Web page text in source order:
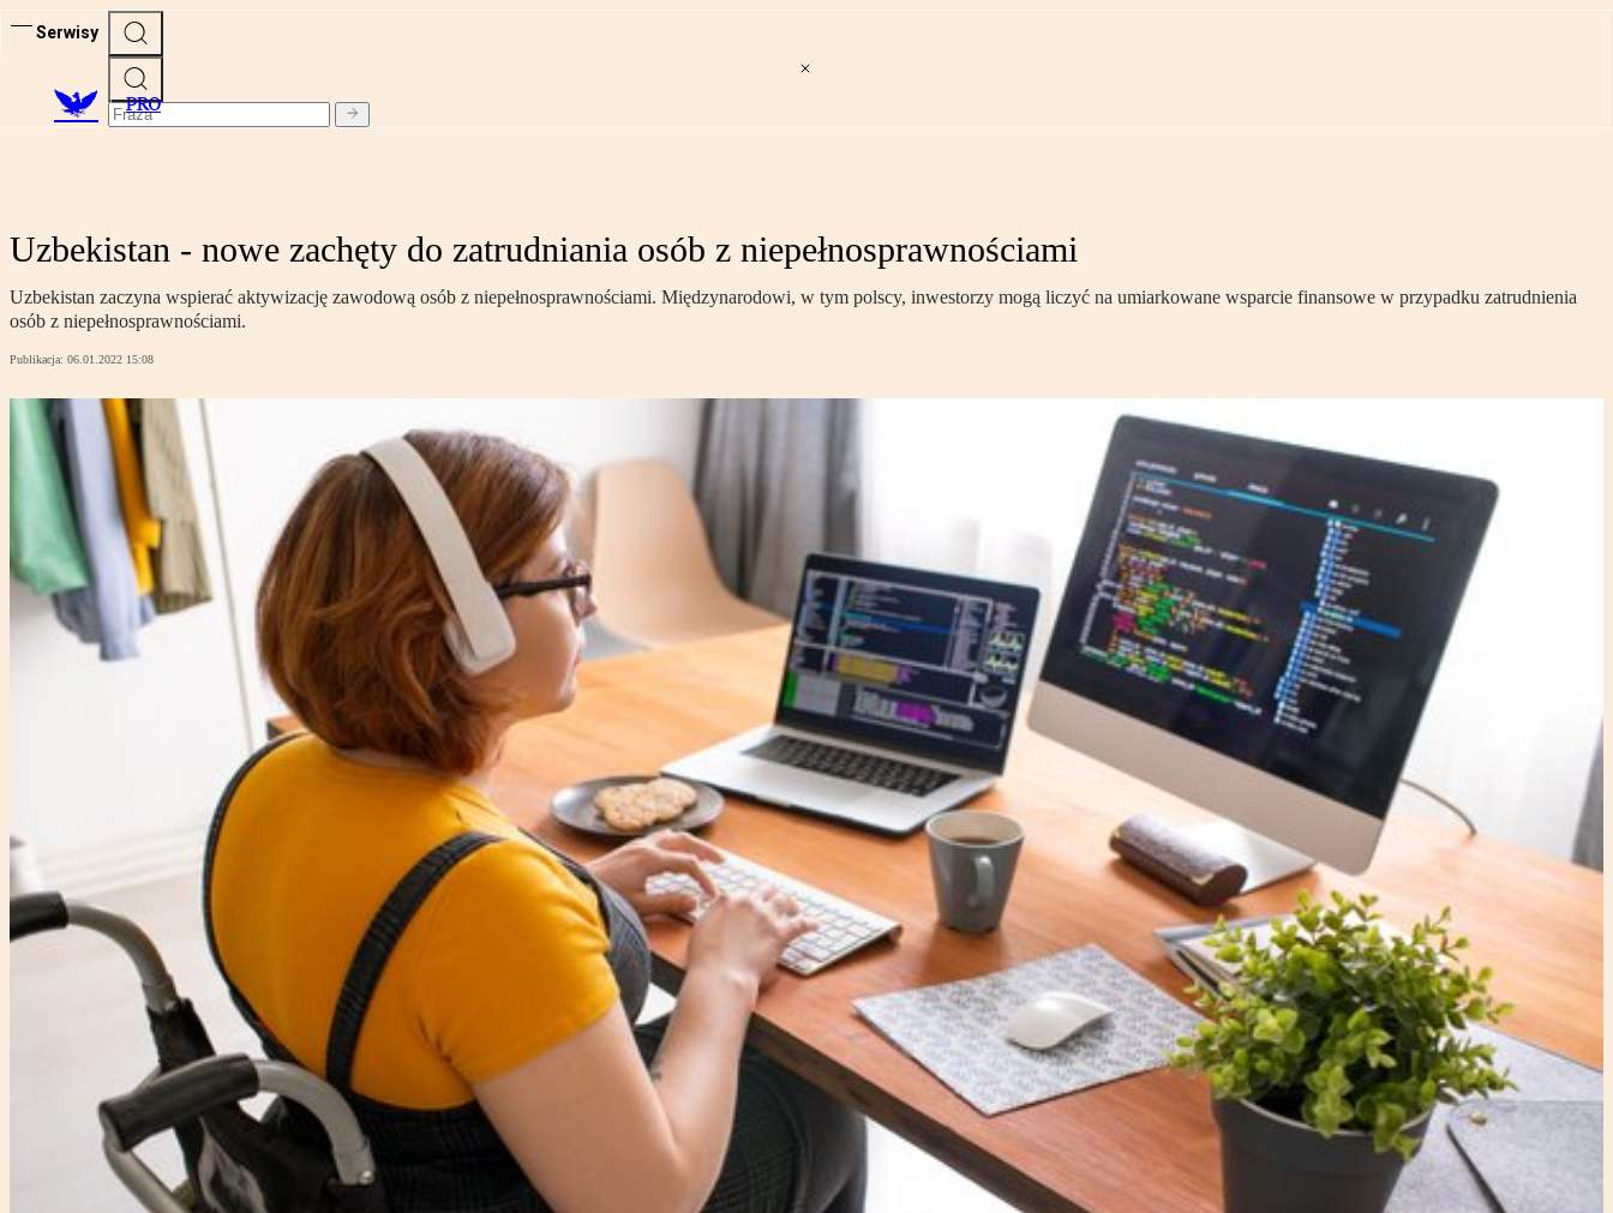
Serwisy
PRO
Uzbekistan - nowe zachęty do zatrudniania osób z niepełnosprawnościami
Uzbekistan zaczyna wspierać aktywizację zawodową osób z niepełnosprawnościami. Międzynarodowi, w tym polscy, inwestorzy mogą liczyć na umiarkowane wsparcie finansowe w przypadku zatrudnienia
osób z niepełnosprawnościami.
Publikacja: 06.01.2022 15:08